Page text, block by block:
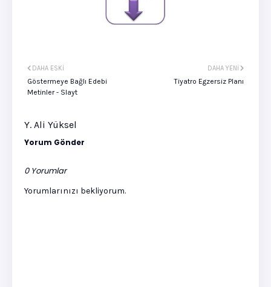
DAHA YENI
Tiyatro Egzersiz Planı
DAHA ESKI
Göstermeye Bağlı Edebi
Metinler - Slayt
Y. Ali Yüksel
Yorum Gönder
0 Yorumlar
Yorumlarınızı bekliyorum.